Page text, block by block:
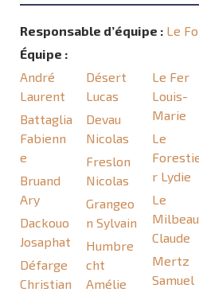
Responsable d’équipe : Le
Équipe :
André
Laurent
Battaglia
Fabienn
e
Bruand
Ary
Dackouo
Josaphat
Défarge
Christian
Désert
Lucas
Devau
Nicolas
Freslon
Nicolas
Grangeo
n Sylvain
Humbre
cht
Amélie
Le Fer
Louis-
Marie
Le
r Lydie
Le
Milbeau
Claude
Mertz
Samuel